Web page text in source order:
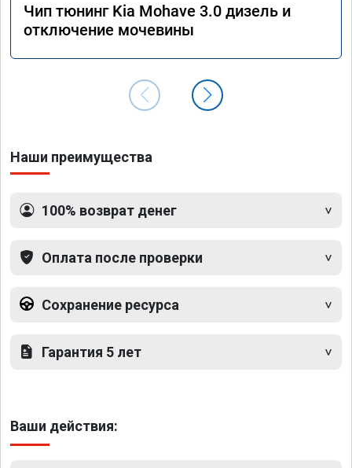
Чип тюнинг Kia Mohave 3.0 дизель и
отключение мочевины
Наши преимущества
100% возврат денег
Оплата после проверки
Сохранение ресурса
Гарантия 5 лет
Ваши действия: